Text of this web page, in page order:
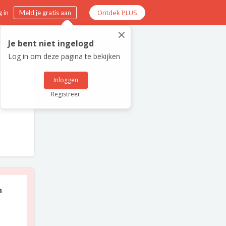
in Meld je gratis aan Ontdek PLUS
×
Je bent niet ingelogd
Log in om deze pagina te bekijken
Inloggen
Registreer